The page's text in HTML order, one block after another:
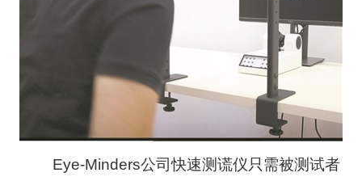
Eye-Minders公司快速测谎仪只需被测试者